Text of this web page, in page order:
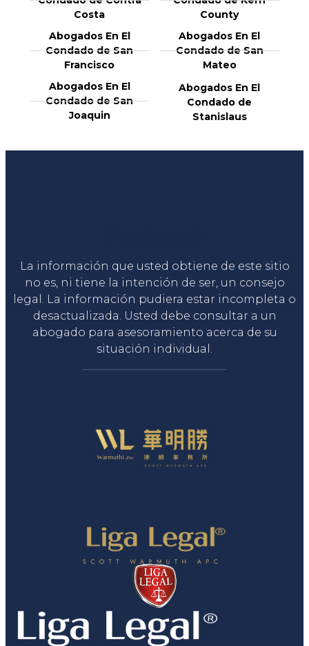
Costa
County
Abogados En El
Condado de San
Francisco
Abogados En El
Condado de San
Mateo
Abogados En El
Condado de San
Joaquin
Abogados En El
Condado de
Stanislaus
La información que usted obtiene de este sitio
no es, ni tiene la intención de ser, un consejo
legal. La información pudiera estar incompleta o
desactualizada. Usted debe consultar a un
abogado para asesoramiento acerca de su
situación individual.